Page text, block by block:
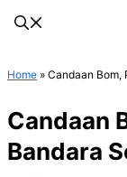
Home » Candaan Bom,
Candaan
Bandara